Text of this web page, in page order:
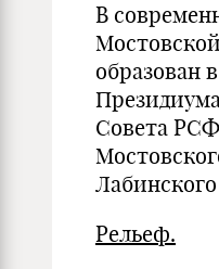
В
образован
Совета
Рельеф.